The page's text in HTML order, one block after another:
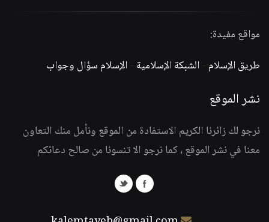
مواقع مفيدة:
طريق الإسلام -الشبكة الإسلامية -الإسلام سؤال وجواب
نشر الموقع
نرجو لك زائرنا الكريم الاستفادة من الموقع ونأمل منك التعاون
معنا في نشر الموقع ، كما نرجو الا تنسونا من صالح دعائكم